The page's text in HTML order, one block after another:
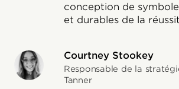
conception de
et durables de la
Courtney Stookey
Responsable de la
Tanner